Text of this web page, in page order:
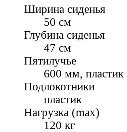
Ширина сиденья
50 см
Глубина сиденья
47 см
Пятилучье
600 мм, пластик
Подлокотники
пластик
Нагрузка (max)
120 кг